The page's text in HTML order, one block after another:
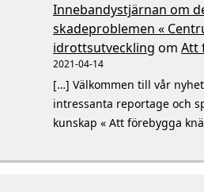
Innebandystjärnan om
skadeproblemen «
idrottsutveckling om Att
2021-04-14
[…] Välkommen till vår
intressanta reportage och
kunskap « Att förebygga